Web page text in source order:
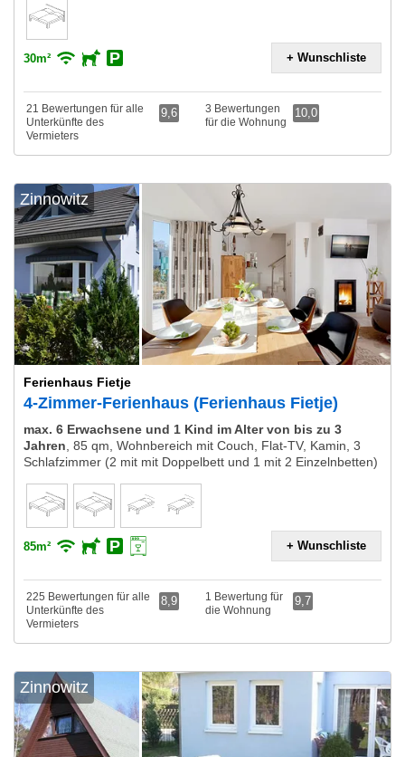
30m² + Wunschliste
21 Bewertungen für alle
Unterkünfte des
Vermieters
9,6
3 Bewertungen
für die Wohnung
10,0
Zinnowitz
Ferienhaus Fietje
4-Zimmer-Ferienhaus (Ferienhaus Fietje)
max. 6 Erwachsene und 1 Kind im Alter von bis zu 3
Jahren 85 qm, Wohnbereich mit Couch, Flat-TV, Kamin, 3
Schlafzimmer (2 mit mit Doppelbett und 1 mit 2 Einzelnbetten)
85m² + Wunschliste
225 Bewertungen für alle
Unterkünfte des
Vermieters
8,9
1 Bewertung für
die Wohnung
9,7
Zinnowitz